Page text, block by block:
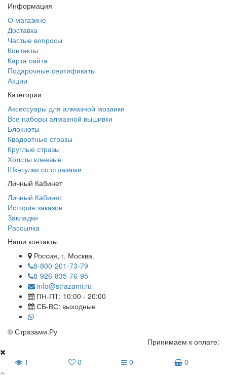
Информация
О магазине
Доставка
Частые вопросы
Контакты
Карта сайта
Подарочные сертификаты
Акции
Категории
Аксессуары для алмазной мозаики
Все наборы алмазной вышивки
Блокноты
Квадратные стразы
Круглые стразы
Холсты клеевые
Шкатулки со стразами
Личный Кабинет
Личный Кабинет
История заказов
Закладки
Рассылка
Наши контакты
Россия, г. Москва.
8-800-201-73-79
8-926-835-76-95
info@strazami.ru
ПН-ПТ: 10:00 - 20:00
СБ-ВС: выходные
© Стразами.Ру
Принимаем к оплате:
1
0 0 0